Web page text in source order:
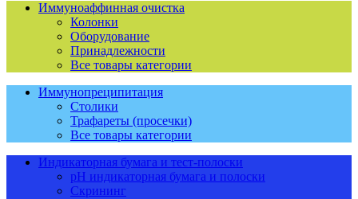
Иммуноаффинная очистка
Колонки
Оборудование
Принадлежности
Все товары категории
Иммунопреципитация
Столики
Трафареты (просечки)
Все товары категории
Индикаторная бумага и тест-полоски
pH индикаторная бумага и полоски
Скрининг